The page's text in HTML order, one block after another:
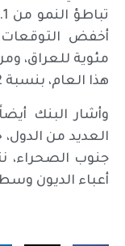
مئوية للعراق،
هذا العام، بنسبة 2% في لبنان، و1.5% في العراق.
وأشار البنك
العديد من
جنوب الصحراء،
أعباء الديون